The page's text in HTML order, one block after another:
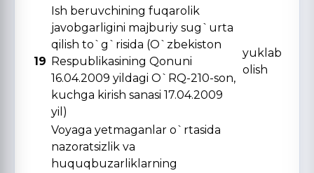
19
Ish beruvchining fuqarolik
javobgarligini majburiy sug`urta
qilish to`g`risida (O`zbekiston
Respublikasining Qonuni
16.04.2009 yildagi O`RQ-210-son,
kuchga kirish sanasi 17.04.2009
yil)
yuklab
olish
Voyaga yetmaganlar o`rtasida
nazoratsizlik va
huquqbuzarliklarning